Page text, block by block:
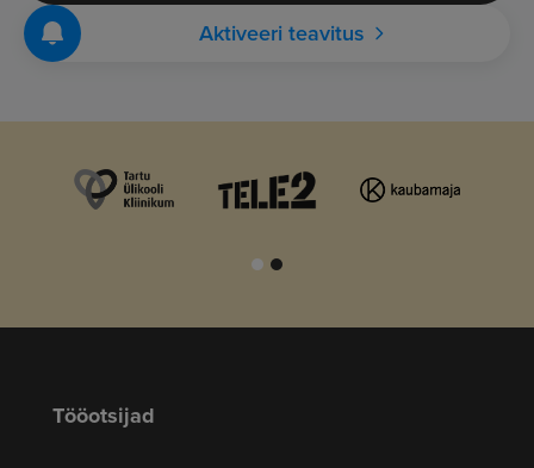
Aktiveeri teavitus
Tööotsijad